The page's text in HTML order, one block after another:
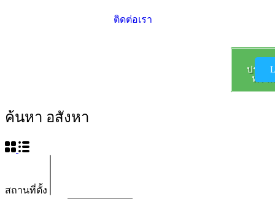
ติดต่อเรา
ลง
ประก
ฟรี !!!
ค้นหา อสังหา
สถานที่ตั้ง